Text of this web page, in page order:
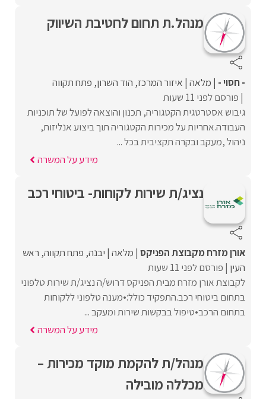
מנהל.ת תחום לחטיבת השיווק
- חסוי - מלאה איזור המרכז הוד השרון פתח תקווה
פורסם לפני 11 שעות
גיבוש אסטרטגית הקטגוריה, תכנון והוצאה לפועל של תוכניות
העבודה.אחריות על מכירות הקטגוריה תוך ביצוע אנליזות,
ניהול ,מעקב ובקרה תקציבית בכל ...
מידע על המשרה
נציג/ת שירות לקוחות- ביטוחי רכב
אורן מזרח מקבוצת הפניקס מלאה יבנה פתח תקווה ראש
העין פורסם לפני 11 שעות
לקבוצת אורן מזרח מבית הפניקס דרוש/ה נציג/ת שירות טלפוני
בתחום ביטוחי רכב.התפקיד כולל:•מענה טלפוני ללקוחות
בתחום הרכב•טיפול בבקשות שירות ומעקב ...
מידע על המשרה
מנהל/ת להקמת מוקד מכירות –
מכללה מובילה